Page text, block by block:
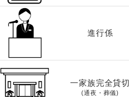
進行係
一家族完全貸切
(通夜・葬儀)